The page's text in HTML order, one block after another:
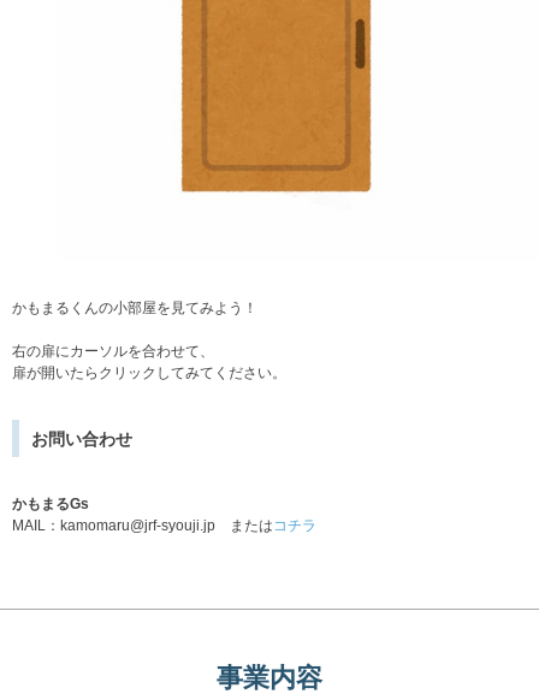
かもまるくんの小部屋を見てみよう！
右の扉にカーソルを合わせて、
扉が開いたらクリックしてみてください。
お問い合わせ
かもまるGs
MAIL：kamomaru@jrf-syouji.jp またはコチラ
事業内容